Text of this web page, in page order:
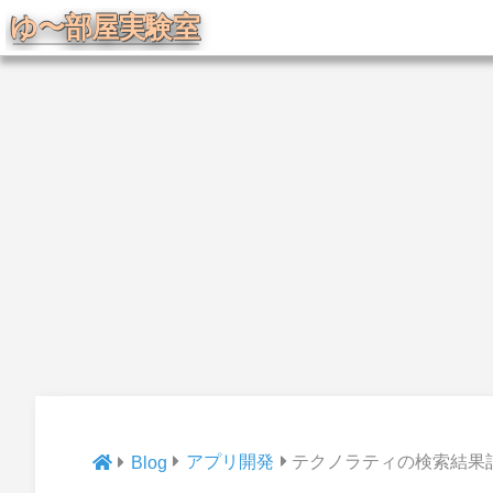
Blog アプリ開発 テクノラティの検索結果